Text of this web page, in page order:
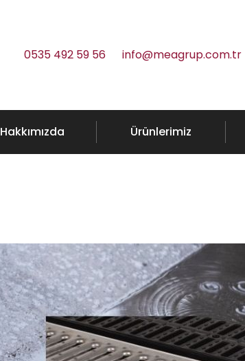
0535 492 59 56 info@meagrup.com.tr
Hakkımızda Ürünlerimiz